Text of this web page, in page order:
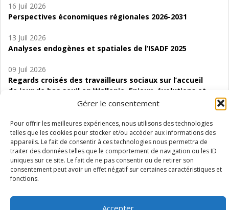
Gérer le consentement
Pour offrir les meilleures expériences, nous utilisons des technologies
telles que les cookies pour stocker et/ou accéder aux informations des
appareils. Le fait de consentir à ces technologies nous permettra de
traiter des données telles que le comportement de navigation ou les ID
uniques sur ce site. Le fait de ne pas consentir ou de retirer son
consentement peut avoir un effet négatif sur certaines caractéristiques et
fonctions.
Accepter
16 Juil 2026
Perspectives économiques régionales 2026-2031
13 Juil 2026
Analyses endogènes et spatiales de l’ISADF 2025
09 Juil 2026
Regards croisés des travailleurs sociaux sur l’accueil
de jour de bas seuil en Wallonie. Enjeux, évolutions et
06 Juil 2026
Étude d’évaluabilité des Structures
d’accompagnement à l’autocréation d’emploi (SAACE)
01 Juil 2026
Pénurie du personnel infirmier :quels indicateurs
Wallonie ?